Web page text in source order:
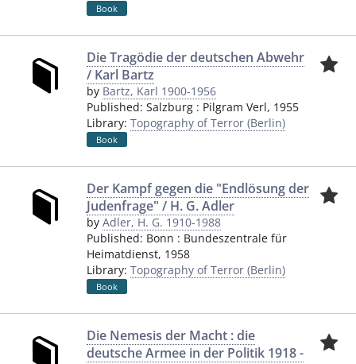
Book
Die Tragödie der deutschen Abwehr
/ Karl Bartz
by Bartz, Karl 1900-1956
Published: Salzburg : Pilgram Verl, 1955
Library: Topography of Terror (Berlin)
Book
Der Kampf gegen die "Endlösung der
Judenfrage" / H. G. Adler
by Adler, H. G. 1910-1988
Published: Bonn : Bundeszentrale für
Heimatdienst, 1958
Library: Topography of Terror (Berlin)
Book
Die Nemesis der Macht : die
deutsche Armee in der Politik 1918 -